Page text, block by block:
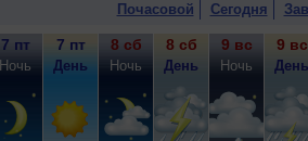
+22..24°, ветер северо-восточный,
Почасовой Сегодня
7 пт
Ночь
7 пт
День
8 сб
Ночь
8 сб
День
9 вс
Ночь
9 вс
День